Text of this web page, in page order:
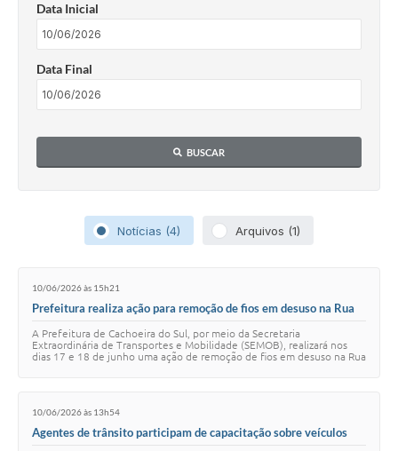
A Nossa Cidade
Audiências Públicas
Gabinetes e Secretarias
Contas Públicas
Serviços Online
Notícias
Data Inicial
Data Final
BUSCAR
Notícias (4) Arquivos (1)
10/06/2026 às 15h21
Prefeitura realiza ação para remoção de fios em desuso na Rua
A Prefeitura de Cachoeira do Sul, por meio da Secretaria
Extraordinária de Transportes e Mobilidade (SEMOB), realizará nos
dias 17 e 18 de junho uma ação de remoção de fios em desuso na Rua
10/06/2026 às 13h54
Agentes de trânsito participam de capacitação sobre veículos